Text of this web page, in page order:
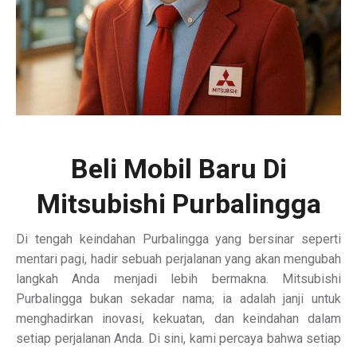
Beli Mobil Baru Di
Mitsubishi Purbalingga
Di tengah keindahan Purbalingga yang bersinar seperti
mentari pagi, hadir sebuah perjalanan yang akan mengubah
langkah Anda menjadi lebih bermakna. Mitsubishi
Purbalingga bukan sekadar nama; ia adalah janji untuk
menghadirkan inovasi, kekuatan, dan keindahan dalam
setiap perjalanan Anda. Di sini, kami percaya bahwa setiap